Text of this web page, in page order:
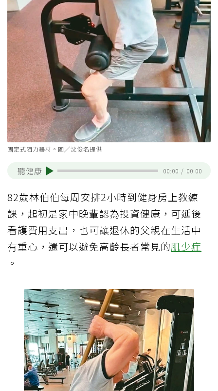
固定式阻力器材。圖╱沈俊名提供
聽健康 00:00 / 00:00
82歲林伯伯每周安排2小時到健身房上教練
課，起初是家中晚輩認為投資健康，可延後
看護費用支出，也可讓退休的父親在生活中
有重心，還可以避免高齡長者常見的肌少症
。